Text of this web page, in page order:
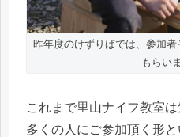
昨年度のけずりばでは、参加
もらい
これまで里山ナイフ教室は
多くの人にご参加頂く形